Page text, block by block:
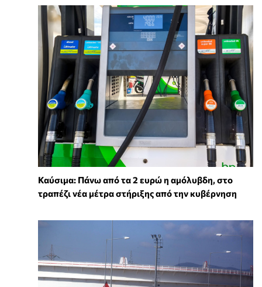
Καύσιμα: Πάνω από τα 2 ευρώ η αμόλυβδη, στο
τραπέζι νέα μέτρα στήριξης από την κυβέρνηση